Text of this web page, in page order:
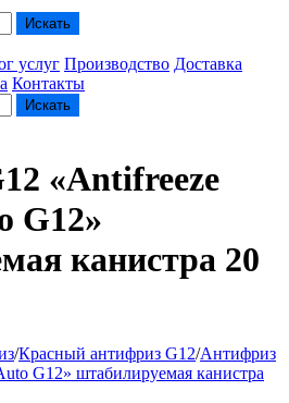
услуг Производство Доставка
Контакты
«Antifreeze
G12»
канистра 20
/Красный антифриз G12/Антифриз
G12» штабилируемая канистра